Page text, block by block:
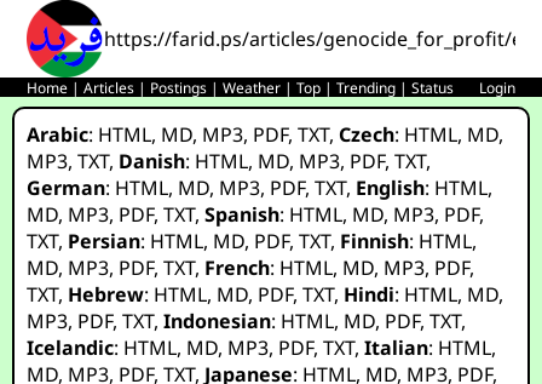
https://farid.ps/articles/genocide_for_profit/
Home |Articles | Postings |Weather |Top |Trending |Status Login
Arabic: HTML, MD, MP3, PDF,TXT,Czech: HTML, MD,
MP3,TXT, Danish: HTML, MD, MP3, PDF,TXT,
German: HTML, MD, MP3, PDF,TXT, English: HTML,
MD, MP3, PDF,TXT,Spanish: HTML, MD, MP3, PDF,
TXT, Persian: HTML, MD, PDF,TXT, Finnish: HTML,
MD, MP3, PDF,TXT, French: HTML, MD, MP3, PDF,
TXT, Hebrew: HTML, MD, PDF,TXT, Hindi: HTML, MD,
MP3, PDF,TXT,Indonesian: HTML, MD, PDF,TXT,
Icelandic: HTML, MD, MP3, PDF,TXT,Italian: HTML,
MD, MP3, PDF,TXT, Japanese: HTML, MD, MP3, PDF,